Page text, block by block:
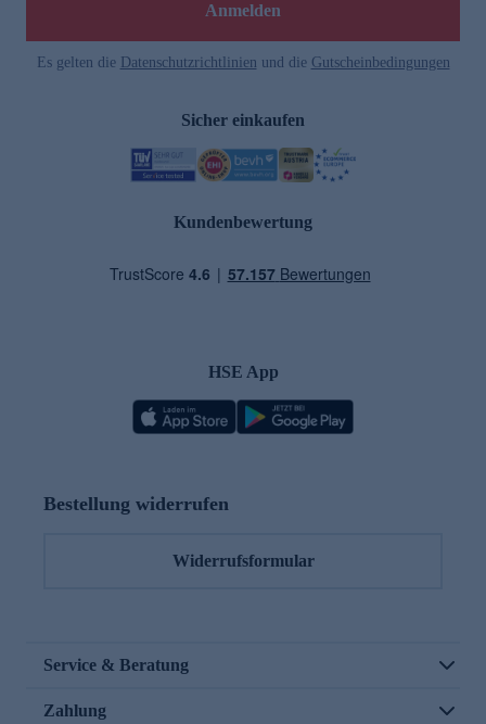
Anmelden
Es gelten die Datenschutzrichtlinien und die Gutscheinbedingungen
Sicher einkaufen
Kundenbewertung
HSE App
Bestellung widerrufen
Widerrufsformular
Service & Beratung
Zahlung